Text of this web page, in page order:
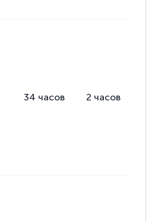
34 часов 2 часов